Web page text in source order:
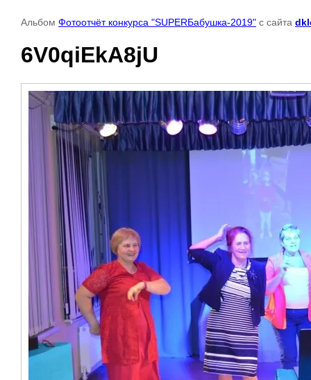
Альбом Фотоотчёт конкурса "SUPERБабушка-2019" с сайта
6V0qiEkA8jU